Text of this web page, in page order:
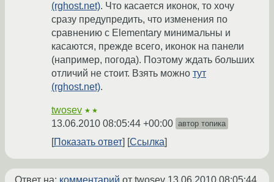
(rghost.net). Что касается иконок, то хочу
сразу предупредить, что изменения по
сравнению с Elementary минимальны и
касаются, прежде всего, иконок на панели
(например, погода). Поэтому ждать больших
отличий не стоит. Взять можно тут
(rghost.net).
twosev ★★
13.06.2010 08:05:44 +00:00 автор топика
Показать ответ Ссылка